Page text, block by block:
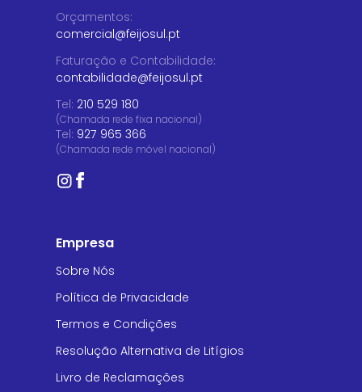
Orçamentos:
comercial@feijosul.pt
Faturação e Contabilidade:
contabilidade@feijosul.pt
Tel: 210 529 180
(Chamada rede fixa nacional)
Tel: 927 965 366
(Chamada rede móvel nacional)
Empresa
Sobre Nós
Política de Privacidade
Termos e Condições
Resolução Alternativa de Litígios
Livro de Reclamações